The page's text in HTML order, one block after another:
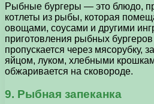
Рыбные бургеры — это блюдо,
котлеты из рыбы, которая
овощами, соусами и другими
приготовления рыбных
пропускается через мясорубку,
яйцом, луком, хлебными
обжаривается на сковороде.
9. Рыбная запеканка